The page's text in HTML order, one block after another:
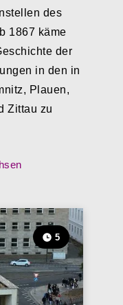
des
1867 käme
der
in den in
Plauen,
Zittau zu
5